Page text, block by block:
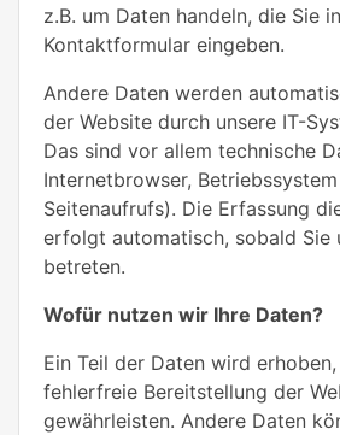
z.B. um Daten handeln, die Sie
Kontaktformular eingeben.
Andere Daten werden
der Website durch unsere IT-
Das sind vor allem technische
Internetbrowser,
Seitenaufrufs). Die Erfassung
erfolgt automatisch, sobald Sie
betreten.
Wofür nutzen wir Ihre Daten?
Ein Teil der Daten wird
fehlerfreie Bereitstellung der
gewährleisten. Andere Daten